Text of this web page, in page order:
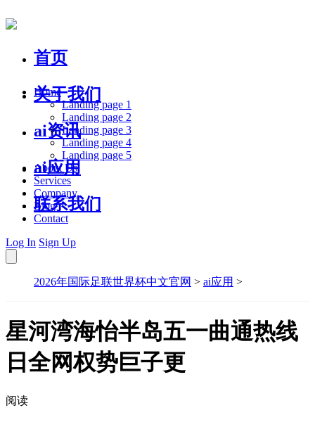
首页
关于我们
ai资讯
ai应用
联系我们
Home
Landing page 1
Landing page 2
Landing page 3
Landing page 4
Landing page 5
About Us
Services
Company
Blog
Contact
Log In Sign Up
2026年国际足联世界杯中文官网 > ai应用 >
星河湾海怡半岛五一曲通热线
日全网权势巨子更
阅读